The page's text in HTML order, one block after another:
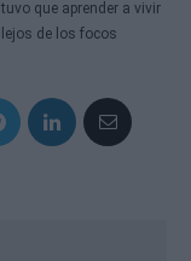
tuvo que aprender a vivir
lejos de los focos